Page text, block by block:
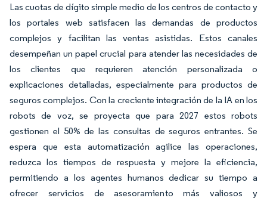
Las cuotas de dígito simple medio de los centros de contacto y
los portales web satisfacen las demandas de productos
complejos y facilitan las ventas asistidas. Estos canales
desempeñan un papel crucial para atender las necesidades de
los clientes que requieren atención personalizada o
explicaciones detalladas, especialmente para productos de
seguros complejos. Con la creciente integración de la IA en los
robots de voz, se proyecta que para 2027 estos robots
gestionen el 50% de las consultas de seguros entrantes. Se
espera que esta automatización agilice las operaciones,
reduzca los tiempos de respuesta y mejore la eficiencia,
permitiendo a los agentes humanos dedicar su tiempo a
ofrecer servicios de asesoramiento más valiosos y